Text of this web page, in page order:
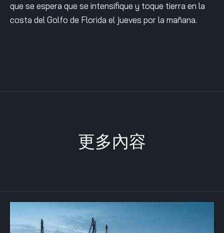
que se espera que se intensifique y toque tierra en la
costa del Golfo de Florida el jueves por la mañana.
更多內容